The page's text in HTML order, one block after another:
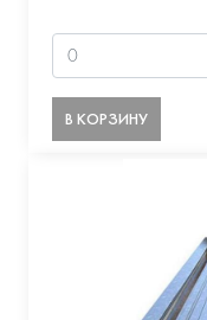
В КОРЗИНУ